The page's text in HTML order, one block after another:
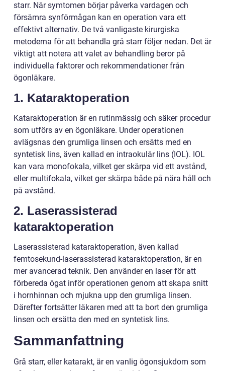
starr. När symtomen börjar påverka vardagen och
försämra synförmågan kan en operation vara ett
effektivt alternativ. De två vanligaste kirurgiska
metoderna för att behandla grå starr följer nedan. Det är
viktigt att notera att valet av behandling beror på
individuella faktorer och rekommendationer från
ögonläkare.
1. Kataraktoperation
Kataraktoperation är en rutinmässig och säker procedur
som utförs av en ögonläkare. Under operationen
avlägsnas den grumliga linsen och ersätts med en
syntetisk lins, även kallad en intraokulär lins (IOL). IOL
kan vara monofokala, vilket ger skärpa vid ett avstånd,
eller multifokala, vilket ger skärpa både på nära håll och
på avstånd.
2. Laserassisterad
kataraktoperation
Laserassisterad kataraktoperation, även kallad
femtosekund-laserassisterad kataraktoperation, är en
mer avancerad teknik. Den använder en laser för att
förbereda ögat inför operationen genom att skapa snitt
i hornhinnan och mjukna upp den grumliga linsen.
Därefter fortsätter läkaren med att ta bort den grumliga
linsen och ersätta den med en syntetisk lins.
Sammanfattning
Grå starr, eller katarakt, är en vanlig ögonsjukdom som